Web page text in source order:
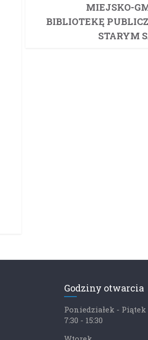
MIEJSKO-
BIBLIOTEKĘ
STARYM
Godziny otwarcia
Poniedziałek - Piątek
7:30 - 15:30